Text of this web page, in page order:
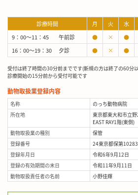
診療時間 月 火 水
9：00～11：45
午前診 ● × ●
16：00～19：30
夕診 ● × ●
受付は終了時間の30分前までです(新規の方は終了の60分
診療開始の15分前から受付可能です
動物取扱業登録内容
名称
のっち動物病院
所在地
東京都東大和市立
EAST RAY1階(東側)
動物取扱業の種別
保管
登録番号
24東京都保第
登録年月日
令和6年9月12日
登録の有効期間の末日
令和11年9月11日
動物取扱責任者の名前
小野佳輝